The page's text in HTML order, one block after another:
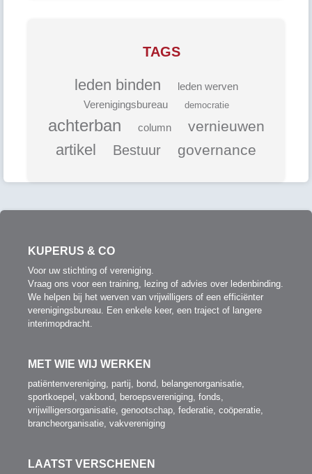
TAGS
leden binden
leden werven
Verenigingsbureau
democratie
achterban column vernieuwen
artikel Bestuur governance
KUPERUS & CO
Voor uw stichting of vereniging.
Vraag ons voor een training, lezing of advies over ledenbinding.
We helpen bij het werven van vrijwilligers of een efficiënter
verenigingsbureau. Een enkele keer, een traject of langere
interimopdracht.
MET WIE WIJ WERKEN
patiëntenvereniging, partij, bond, belangenorganisatie,
sportkoepel, vakbond, beroepsvereniging, fonds,
vrijwilligersorganisatie, genootschap, federatie, coöperatie,
brancheorganisatie, vakvereniging
LAATST VERSCHENEN